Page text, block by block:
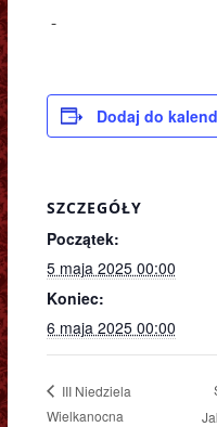
-
Dodaj do
SZCZEGÓŁY
Początek:
5 maja 2025 00:00
Koniec:
6 maja 2025 00:00
III Niedziela
Wielkanocna